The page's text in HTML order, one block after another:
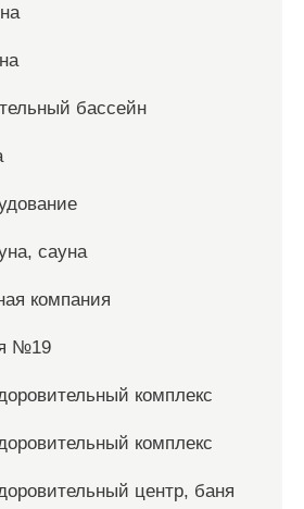
бассейн
сауна
компания
№19
комплекс
комплекс
центр, баня